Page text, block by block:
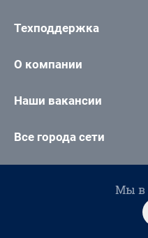
Техподдержка
О компании
Наши вакансии
Все города сети
Мы в